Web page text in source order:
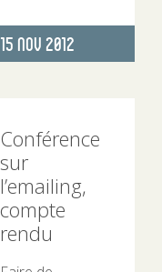
Publié
15 Nov 2012
Conférence
sur
l’emailing,
compte
rendu